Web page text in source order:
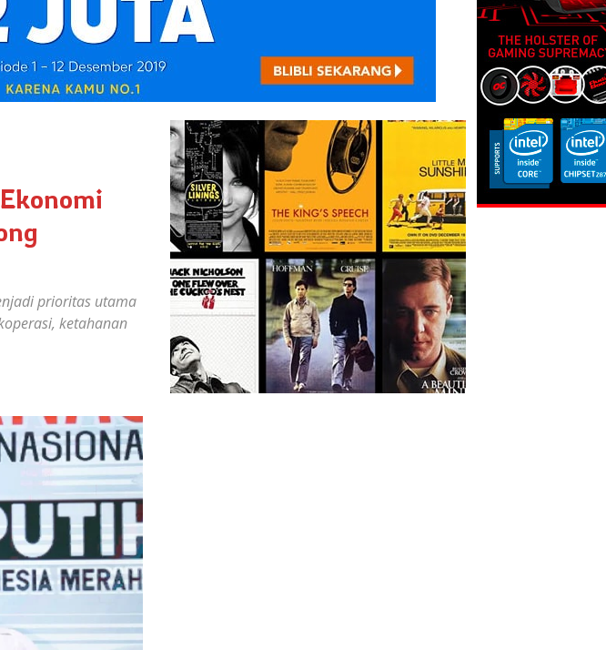
prioritas utama
ketahanan